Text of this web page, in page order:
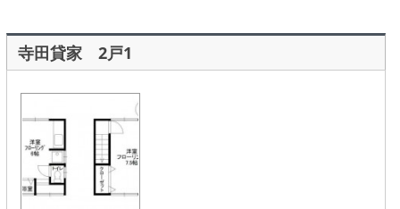
物
件
セ
ン
タ
寺田貸家 2戸1